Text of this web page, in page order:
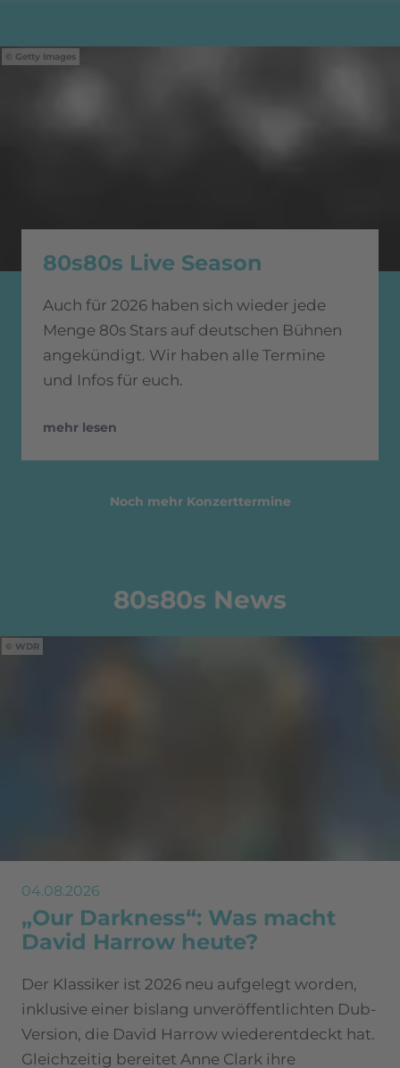
Getty Images
80s80s Live Season
Auch für 2026 haben sich wieder jede
Menge 80s Stars auf deutschen Bühnen
angekündigt. Wir haben alle Termine
und Infos für euch.
mehr lesen
Noch mehr Konzerttermine
80s80s News
WDR
04.08.2026
„Our Darkness“: Was macht
David Harrow heute?
Der Klassiker ist 2026 neu aufgelegt worden,
inklusive einer bislang unveröffentlichten Dub-
Version, die David Harrow wiederentdeckt hat.
Gleichzeitig bereitet Anne Clark ihre